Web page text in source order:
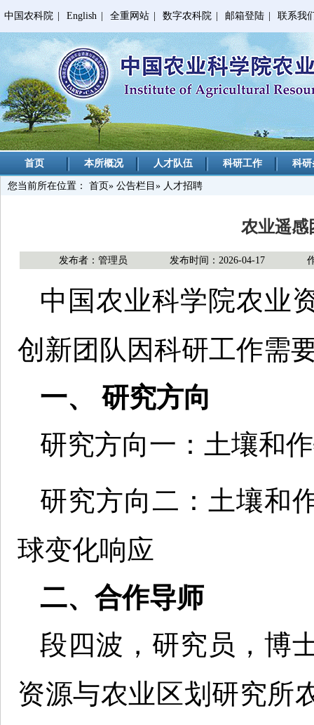
中国农科院 English 全重网站 数字农科院 邮箱登陆 联系我
首页 本所概况 人才队伍 科研工作 科
您当前所在位置： 首页» 公告栏目 » 人才招聘
农业遥感
发布者：管理员 发布时间：2026-04-17
中国农业科学院农业
创新团队因科研工作需
一、 研究方向
研究方向一：土壤和
研究方向二：土壤和
球变化响应
二、合作导师
段四波，研究员，博
资源与农业区划研究所